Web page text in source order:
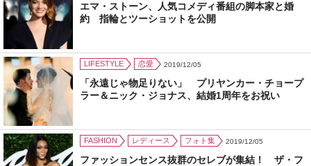
エマ・ストーン、人気コメディ番組の脚本家と婚
約 指輪とツーショットを公開
LIFESTYLE 恋愛 2019/12/05
「永遠じゃ物足りない」 プリヤンカー・チョープ
ラー＆ニック・ジョナス、結婚1周年をお祝い
FASHION レディース フォト集 2019/12/05
ファッションセンス抜群のセレブが集結！ ザ・フ